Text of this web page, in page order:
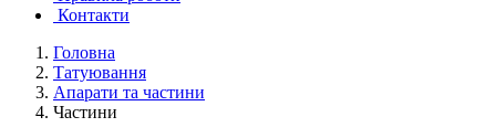
Контакти
Головна
Татуювання
Апарати та частини
Частини